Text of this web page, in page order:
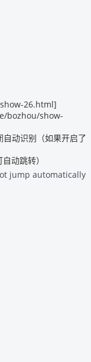
26.html]
bozhou/show-
动识别（如果开启了
动跳转）
jump automatically